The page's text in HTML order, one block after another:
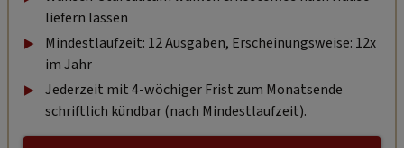
liefern lassen
Mindestlaufzeit: 12 Ausgaben, Erscheinungsweise: 12x
im Jahr
Jederzeit mit 4-wöchiger Frist zum Monatsende
schriftlich kündbar (nach Mindestlaufzeit).